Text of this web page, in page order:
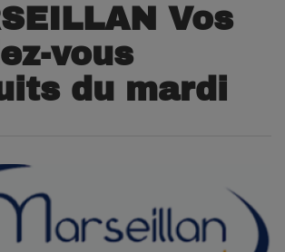
Vos
vous
du mardi